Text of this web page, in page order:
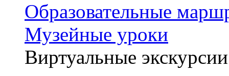
Образовательные
Музейные уроки
Виртуальные экскурсии